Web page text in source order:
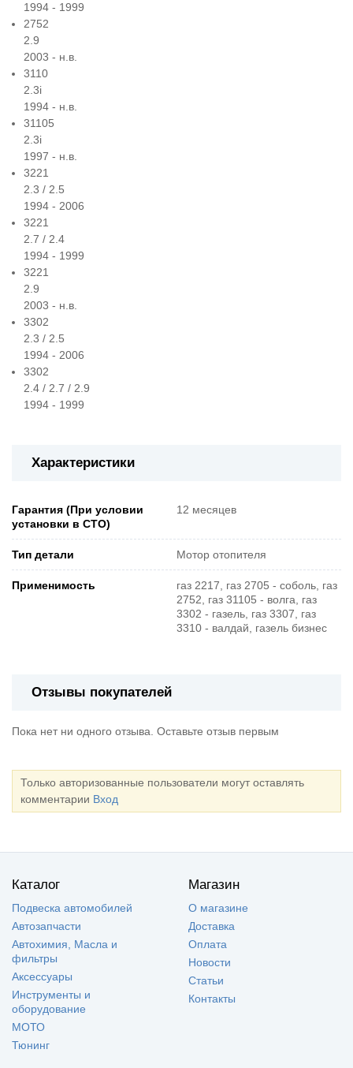
1994 - 1999
2752
2.9
2003 - н.в.
3110
2.3i
1994 - н.в.
31105
2.3i
1997 - н.в.
3221
2.3 / 2.5
1994 - 2006
3221
2.7 / 2.4
1994 - 1999
3221
2.9
2003 - н.в.
3302
2.3 / 2.5
1994 - 2006
3302
2.4 / 2.7 / 2.9
1994 - 1999
Характеристики
Гарантия (При условии
установки в СТО)
12 месяцев
Тип детали Мотор отопителя
Применимость
газ 2217, газ 2705 - соболь, газ
2752, газ 31105 - волга, газ
3302 - газель, газ 3307, газ
3310 - валдай, газель бизнес
Отзывы покупателей
Пока нет ни одного отзыва. Оставьте отзыв первым
Только авторизованные пользователи могут оставлять
комментарии Вход
Каталог
Подвеска автомобилей
Автозапчасти
Автохимия, Масла и
фильтры
Аксессуары
Инструменты и
оборудование
МОТО
Тюнинг
Магазин
О магазине
Доставка
Оплата
Новости
Статьи
Контакты